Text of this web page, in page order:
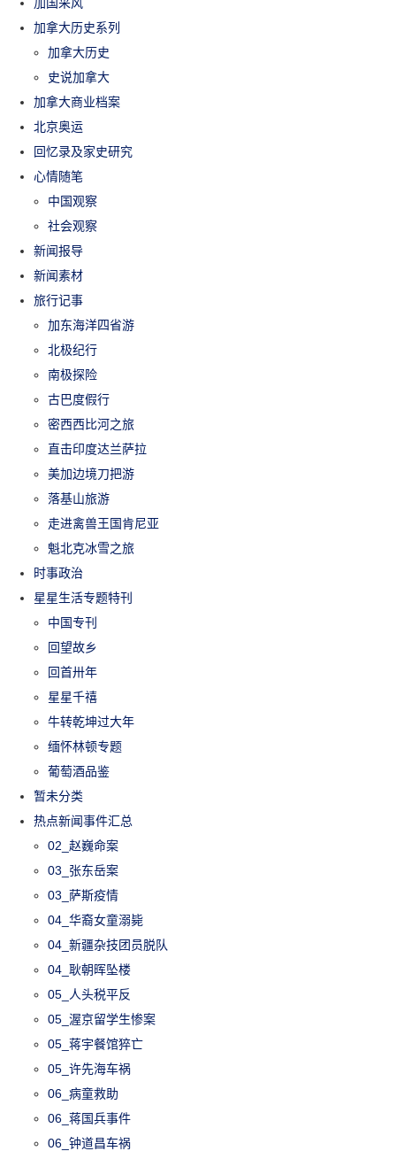
加拿大历史系列
加拿大历史
史说加拿大
加拿大商业档案
北京奥运
回忆录及家史研究
心情随笔
中国观察
社会观察
新闻报导
新闻素材
旅行记事
加东海洋四省游
北极纪行
南极探险
古巴度假行
密西西比河之旅
直击印度达兰萨拉
美加边境刀把游
落基山旅游
走进禽兽王国肯尼亚
魁北克冰雪之旅
时事政治
星星生活专题特刊
中国专刊
回望故乡
回首卅年
星星千禧
牛转乾坤过大年
缅怀林顿专题
葡萄酒品鉴
暂未分类
热点新闻事件汇总
02_赵巍命案
03_张东岳案
03_萨斯疫情
04_华裔女童溺毙
04_新疆杂技团员脱队
04_耿朝晖坠楼
05_人头税平反
05_渥京留学生惨案
05_蒋宇餐馆猝亡
05_许先海车祸
06_病童救助
06_蒋国兵事件
06_钟道昌车祸